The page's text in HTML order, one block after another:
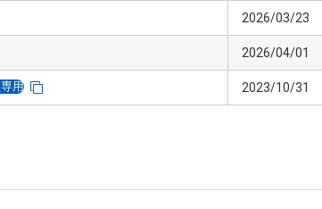
2026/03/23
2026/04/01
用 2023/10/31